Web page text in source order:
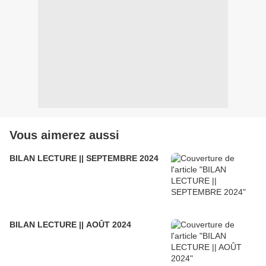
Vous aimerez aussi
BILAN LECTURE || SEPTEMBRE 2024
BILAN LECTURE || AOÛT 2024